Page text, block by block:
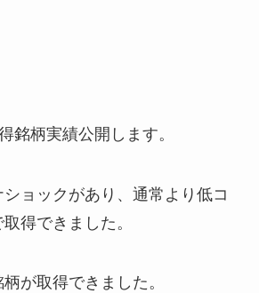
銘柄実績公開します。
ョックがあり、通常より低コ
得できました。
が取得できました。